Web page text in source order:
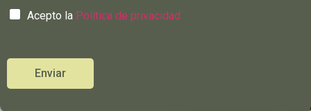
Acepto la Política de privacidad
Enviar